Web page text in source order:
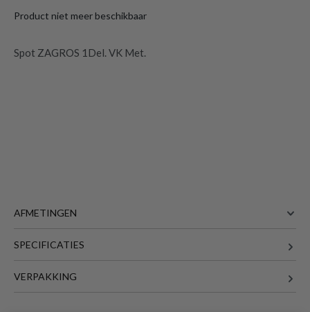
Product niet meer beschikbaar
Spot ZAGROS 1Del. VK Met.
AFMETINGEN
DIEPTE
HOOGTE 5.4 cm
SPECIFICATIES
VERPAKKING
geïntegreerde LED
winkelmandje